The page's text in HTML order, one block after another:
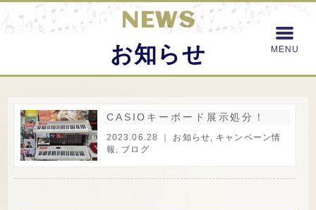
NEWS
お知らせ
CASIOキーボード展示処分！
2023.06.28 ｜ お知らせ
キャンペーン情
報
ブログ